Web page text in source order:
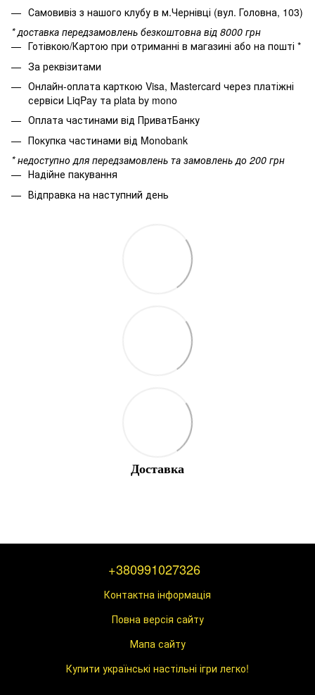
Самовивіз з нашого клубу в м.Чернівці (вул. Головна, 103)
* доставка передзамовлень безкоштовна від 8000 грн
Готівкою/Картою при отриманні в магазині або на пошті *
За реквізитами
Онлайн-оплата карткою Visa, Mastercard через платіжні
сервіси LiqPay та plata by mono
Оплата частинами від ПриватБанку
Покупка частинами від Monobank
* недоступно для передзамовлень та замовлень до 200 грн
Надійне пакування
Відправка на наступний день
Доставка
+380991027326
Контактна інформація
Повна версія сайту
Мапа сайту
Купити українські настільні ігри легко!